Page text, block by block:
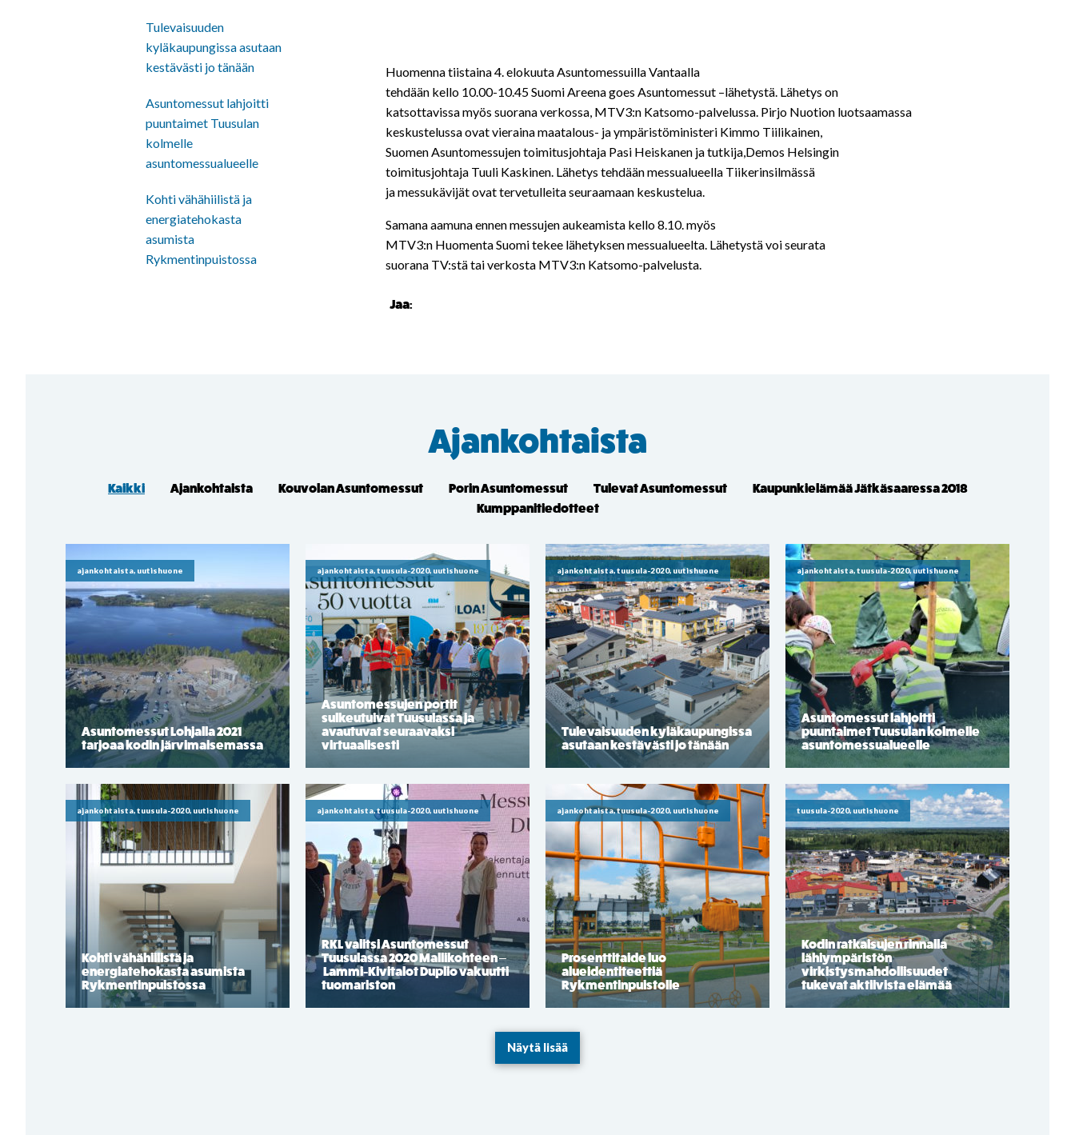
Huomenna tiistaina 4. elokuuta Asuntomessuilla Vantaalla
tehdään kello 10.00-10.45 Suomi Areena goes Asuntomessut –lähetystä. Lähetys on
katsottavissa myös suorana verkossa, MTV3:n Katsomo-palvelussa. Pirjo Nuotion luotsaamassa
keskustelussa ovat vieraina maatalous- ja ympäristöministeri Kimmo Tiilikainen,
Suomen Asuntomessujen toimitusjohtaja Pasi Heiskanen ja tutkija,Demos Helsingin
toimitusjohtaja Tuuli Kaskinen. Lähetys tehdään messualueella Tiikerinsilmässä
ja messukävijät ovat tervetulleita seuraamaan keskustelua.
Samana aamuna ennen messujen aukeamista kello 8.10. myös
MTV3:n Huomenta Suomi tekee lähetyksen messualueelta. Lähetystä voi seurata
suorana TV:stä tai verkosta MTV3:n Katsomo-palvelusta.
Jaa:
Tulevaisuuden
kyläkaupungissa asutaan
kestävästi jo tänään
Asuntomessut lahjoitti
puuntaimet Tuusulan
kolmelle
asuntomessualueelle
Kohti vähähiilistä ja
energiatehokasta
asumista
Rykmentinpuistossa
Ajankohtaista
Kaikki Ajankohtaista Kouvolan Asuntomessut Porin Asuntomessut Tulevat Asuntomessut
Kaupunkielämää Jätkäsaaressa 2018
Kumppanitiedotteet
ajankohtaista, uutishuone
Asuntomessut Lohjalla 2021
tarjoaa kodin järvimaisemassa
ajankohtaista, tuusula-2020, uutishuone
Asuntomessujen portit
sulkeutuivat Tuusulassa ja
avautuvat seuraavaksi
virtuaalisesti
ajankohtaista, tuusula-2020, uutishuone
Tulevaisuuden kyläkaupungissa
asutaan kestävästi jo tänään
ajankohtaista, tuusula-2020, uutishuone
Asuntomessut lahjoitti
puuntaimet Tuusulan kolmelle
asuntomessualueelle
ajankohtaista, tuusula-2020, uutishuone
Kohti vähähiilistä ja
energiatehokasta asumista
Rykmentinpuistossa
ajankohtaista, tuusula-2020, uutishuone
RKL valitsi Asuntomessut
Tuusulassa 2020 Mallikohteen –
Lammi-Kivitalot Duplio vakuutti
tuomariston
ajankohtaista, tuusula-2020, uutishuone
Prosenttitaide luo
alueidentiteettiä
Rykmentinpuistolle
tuusula-2020, uutishuone
Kodin ratkaisujen rinnalla
lähiympäristön
virkistysmahdollisuudet
tukevat aktiivista elämää
Näytä lisää